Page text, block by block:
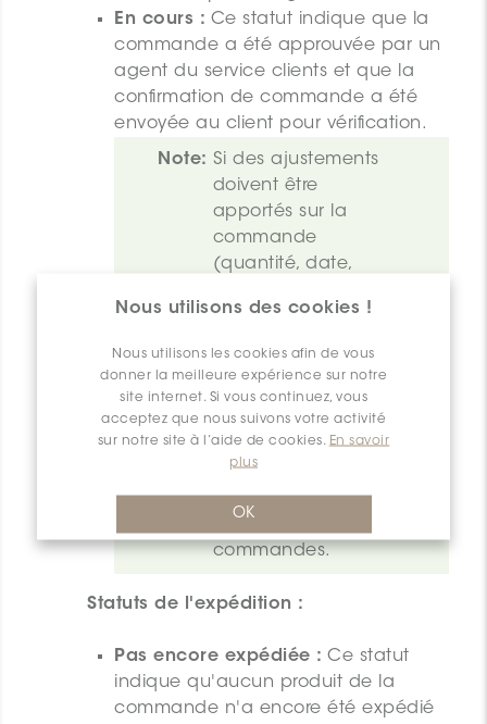
Nous utilisons des cookies !
Nous utilisons les cookies afin de vous
donner la meilleure expérience sur notre
site internet. Si vous continuez, vous
acceptez que nous suivons votre activité
sur notre site à l’aide de cookies. En savoir
plus
OK
En cours : Ce statut indique que la
commande a été approuvée par un
agent du service clients et que la
confirmation de commande a été
envoyée au client pour vérification.
Note: Si des ajustements
doivent être
apportés sur la
commande
(quantité, date,
mesure d’apporter
nécessaires en
modifiant les
champs sur les
lignes de
commande. Veuillez
commandes.
Statuts de l'expédition :
Pas encore expédiée : Ce statut
indique qu'aucun produit de la
commande n'a encore été expédié